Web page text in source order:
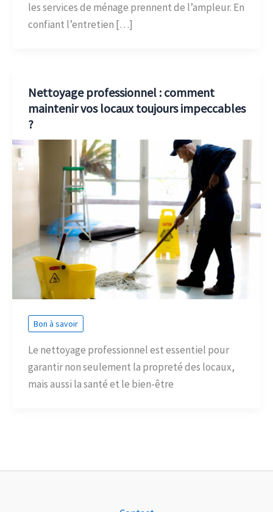
les services de ménage prennent de l’ampleur. En
confiant l’entretien […]
Nettoyage professionnel : comment
maintenir vos locaux toujours impeccables
?
Bon à savoir
Le nettoyage professionnel est essentiel pour
garantir non seulement la propreté des locaux,
mais aussi la santé et le bien-être